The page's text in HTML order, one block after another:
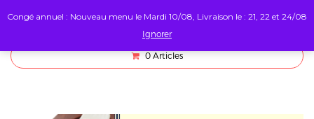
0 Articles
Congé annuel : Nouveau menu le Mardi 10/08, Livraison le : 21, 22 et 24/08
Ignorer